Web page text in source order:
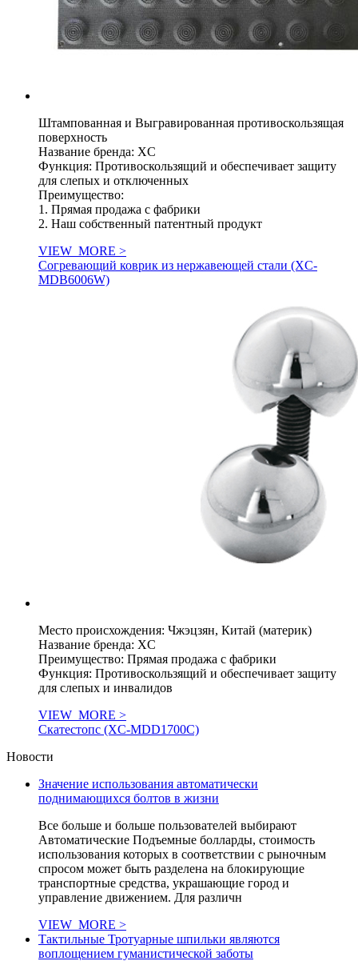
Штампованная и Выгравированная противоскользящая
поверхность
Название бренда: XC
Функция: Противоскользящий и обеспечивает защиту
для слепых и отключенных
Преимущество:
1. Прямая продажа с фабрики
2. Наш собственный патентный продукт
VIEW_MORE >
Согревающий коврик из нержавеющей стали (XC-
MDB6006W)
Место происхождения: Чжэцзян, Китай (материк)
Название бренда: XC
Преимущество: Прямая продажа с фабрики
Функция: Противоскользящий и обеспечивает защиту
для слепых и инвалидов
VIEW_MORE >
Скатестопс (XC-MDD1700C)
Новости
Значение использования автоматически
поднимающихся болтов в жизни
Все больше и больше пользователей выбирают
Автоматические Подъемные болларды, стоимость
использования которых в соответствии с рыночным
спросом может быть разделена на блокирующие
транспортные средства, украшающие город и
управление движением. Для различн
VIEW_MORE >
Тактильные Тротуарные шпильки являются
воплощением гуманистической заботы